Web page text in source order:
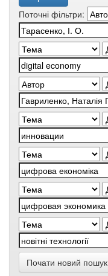
Поточні фільтри:
Почати новий пошук